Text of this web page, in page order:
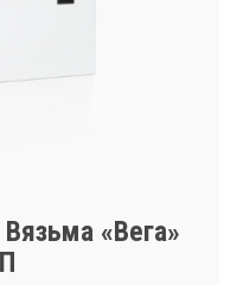
«Вега»